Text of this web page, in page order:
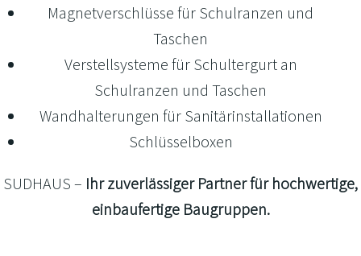
Magnetverschlüsse für Schulranzen und
Taschen
Verstellsysteme für Schultergurt an
Schulranzen und Taschen
Wandhalterungen für Sanitärinstallationen
Schlüsselboxen
SUDHAUS – Ihr zuverlässiger Partner für hochwertige,
einbaufertige Baugruppen.